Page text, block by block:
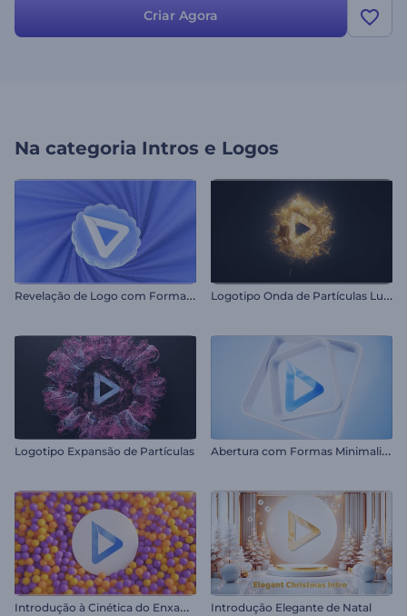
Criar Agora
Na categoria Intros e Logos
R
evelação de Logo com Formas Abstratas L
ogotipo Onda de Partículas Luminosas
Logotipo Expansão de Partículas A
bertura com Formas Minimalistas
I
ntrodução à Cinética do Enxame de Esferas Introdução Elegante de Natal